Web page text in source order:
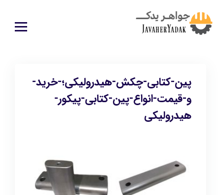
پین-کتابی-چکش-هیدرولیکی؛-خرید-
و-قیمت-انواع-پین-کتابی-پیکور-
هیدرولیکی